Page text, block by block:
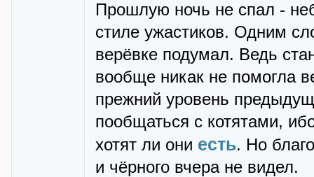
Прошлую ночь не спал -
стиле ужастиков. Одним
верёвке подумал. Ведь
вообще никак не помогла
прежний уровень
пообщаться с котятами,
хотят ли они есть. Но
и чёрного вчера не видел.